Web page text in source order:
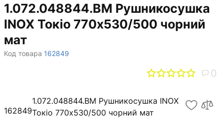
1.072.048844.BM Рушникосушка
INOX Токіо 770х530/500 чорний
мат
Код товара 162849
0
162849
1.072.048844.BM Рушникосушка INOX
Токіо 770х530/500 чорний мат